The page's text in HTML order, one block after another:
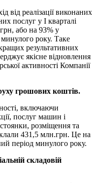
від реалізації виконаних
послуг у І кварталі
або на 93% у
минулого року. Таке
результативних
якісне відновлення
активності Компанії
грошових коштів.
включаючи
послуг машин і
розміщення та
431,5 млн.грн. Це на
період минулого року.
складовій